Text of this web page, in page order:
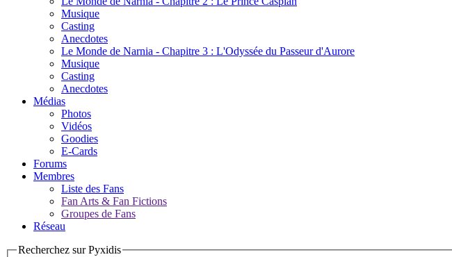
Musique
Casting
Anecdotes
Le Monde de Narnia - Chapitre 3 : L'Odyssée du Passeur d'Aurore
Musique
Casting
Anecdotes
Médias
Photos
Vidéos
Goodies
E-Cards
Forums
Membres
Liste des Fans
Fan Arts & Fan Fictions
Groupes de Fans
Réseau
Recherchez sur Pyxidis